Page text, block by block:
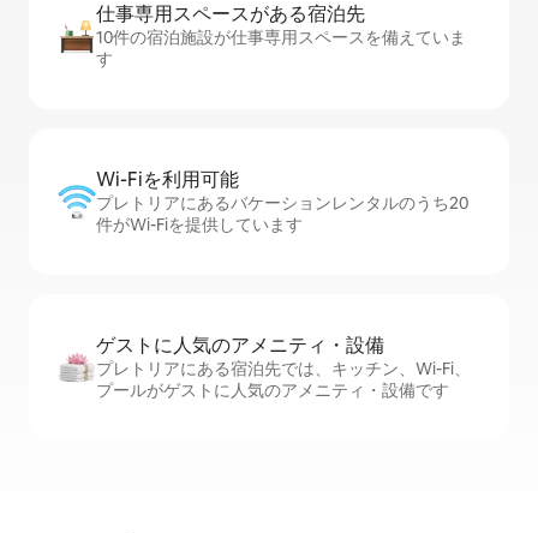
仕事専用ス⁠ペ⁠ー⁠スがあ⁠る宿⁠泊⁠先
10件の宿泊施設が仕事専用スペースを備えていま
す
Wi-Fiを利⁠用⁠可⁠能
プレトリアにあるバケーションレンタルのうち20
件がWi-Fiを提供しています
ゲストに人⁠気⁠のア⁠メ⁠ニ⁠テ⁠ィ・設⁠備
プレトリアにある宿泊先では、キッチン、Wi-Fi、
プールがゲストに人気のアメニティ・設備です